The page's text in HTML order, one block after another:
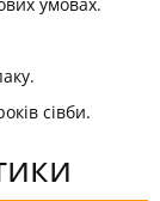
умовах.
сівби.